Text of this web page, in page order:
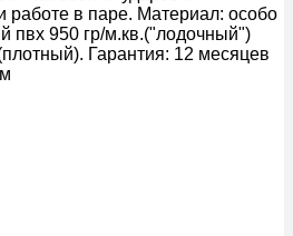
работе в паре. Материал: особо
пвх 950 гр/м.кв.("лодочный")
Гарантия: 12 месяцев